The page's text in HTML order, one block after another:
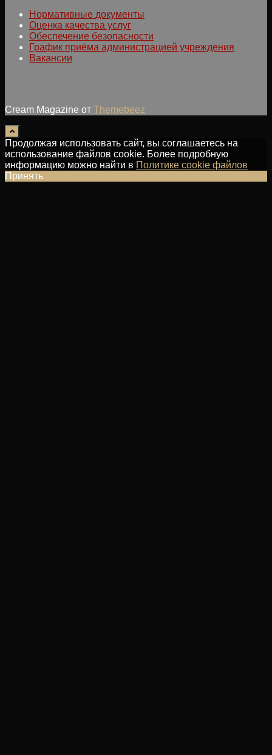
Нормативные документы
Оценка качества услуг
Обеспечение безопасности
График приёма администрацией учреждения
Вакансии
Cream Magazine от Themebeez
Продолжая использовать сайт, вы соглашаетесь на
использование файлов cookie. Более подробную
информацию можно найти в Политике cookie файлов
Принять